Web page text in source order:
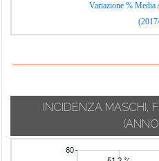
Variazione % Media
INCIDENZA MASCHI,